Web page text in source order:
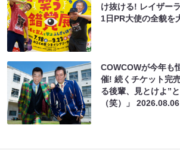
け抜ける! レイザー
1日PR大使の全貌を
COWCOWが今年も
催! 続くチケット完
る後輩、見とけよ”
（笑）」2026.08.06